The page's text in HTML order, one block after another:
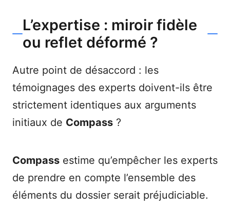
L’expertise : miroir fidèle
ou reflet déformé ?
Autre point de désaccord : les
témoignages des experts doivent-ils être
strictement identiques aux arguments
initiaux de Compass ?
Compass estime qu’empêcher les experts
de prendre en compte l’ensemble des
éléments du dossier serait préjudiciable.